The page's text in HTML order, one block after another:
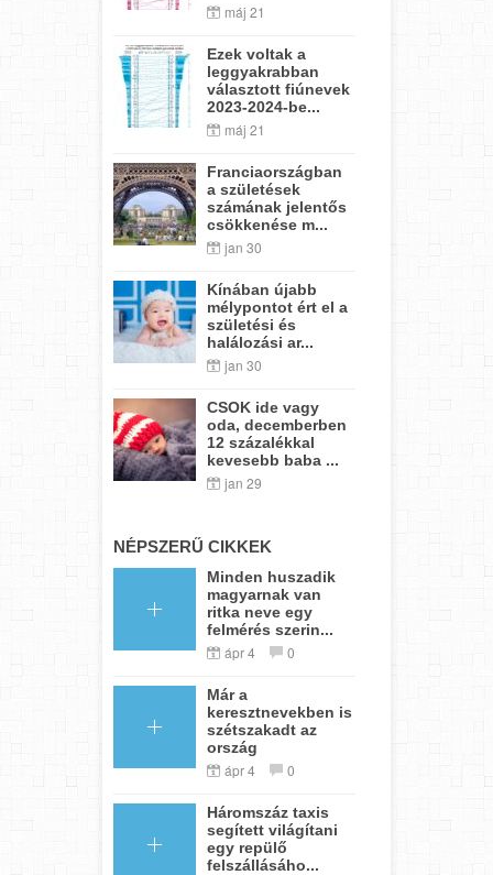
máj 21
Ezek voltak a
leggyakrabban
választott fiúnevek
2023-2024-be...
máj 21
Franciaországban
a születések
számának jelentős
csökkenése m...
jan 30
Kínában újabb
mélypontot ért el a
születési és
halálozási ar...
jan 30
CSOK ide vagy
oda, decemberben
12 százalékkal
kevesebb baba ...
jan 29
NÉPSZERŰ CIKKEK
Minden huszadik
magyarnak van
ritka neve egy
felmérés szerin...
ápr 4 0
Már a
keresztnevekben is
szétszakadt az
ország
ápr 4 0
Háromszáz taxis
segített világítani
egy repülő
felszállásáho...